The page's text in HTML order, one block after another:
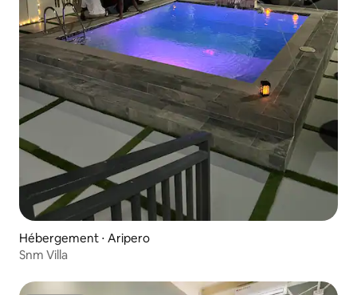
Hébergement ⋅ Aripero
Snm Villa